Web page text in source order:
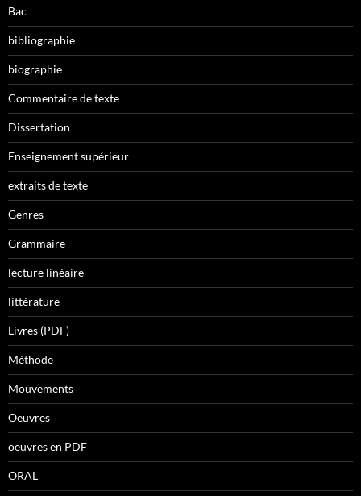
Bac
bibliographie
biographie
Commentaire de texte
Dissertation
Enseignement supérieur
extraits de texte
Genres
Grammaire
lecture linéaire
littérature
Livres (PDF)
Méthode
Mouvements
Oeuvres
oeuvres en PDF
ORAL